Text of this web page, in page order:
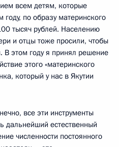
всем детям, которые
по образу материнского
тысяч рублей. Населению
и отцы тоже просили, чтобы
В этом году я принял решение
этого «материнского
который у нас в Якутии
все эти инструменты
дальнейший естественный
численности постоянного